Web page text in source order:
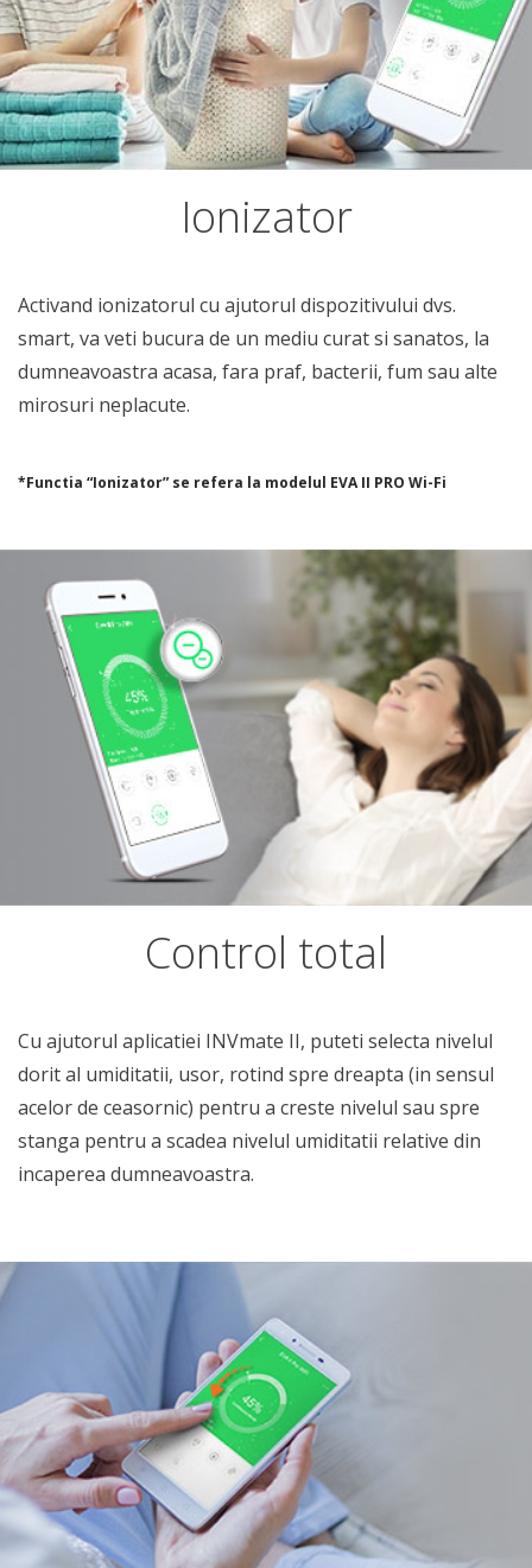
Ionizator
Activand ionizatorul cu ajutorul dispozitivului dvs.
smart, va veti bucura de un mediu curat si sanatos, la
dumneavoastra acasa, fara praf, bacterii, fum sau alte
mirosuri neplacute.
*Functia “Ionizator” se refera la modelul EVA II PRO Wi-Fi
Control total
Cu ajutorul aplicatiei INVmate II, puteti selecta nivelul
dorit al umiditatii, usor, rotind spre dreapta (in sensul
acelor de ceasornic) pentru a creste nivelul sau spre
stanga pentru a scadea nivelul umiditatii relative din
incaperea dumneavoastra.